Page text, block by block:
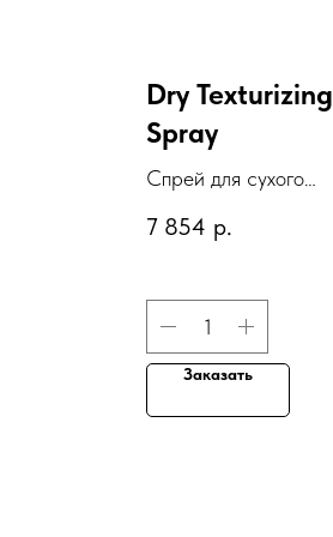
Dry Texturizing
Spray
Спрей для сухого
текстура"
7 854 р.
Заказать